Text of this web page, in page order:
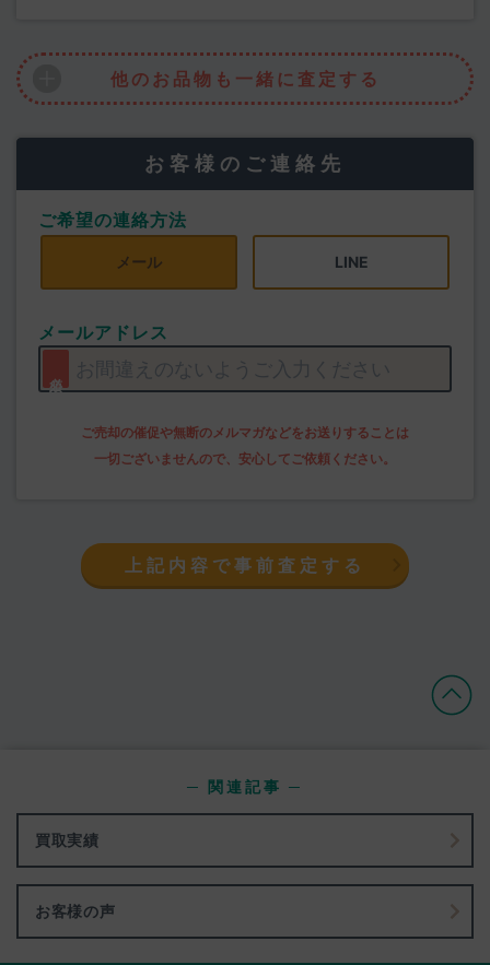
他のお品物も一緒に査定する
お客様のご連絡先
ご希望の連絡方法
メール LINE
メールアドレス
上記内容で事前査定する
買取実績
─ 関連記事 ─
お客様の声